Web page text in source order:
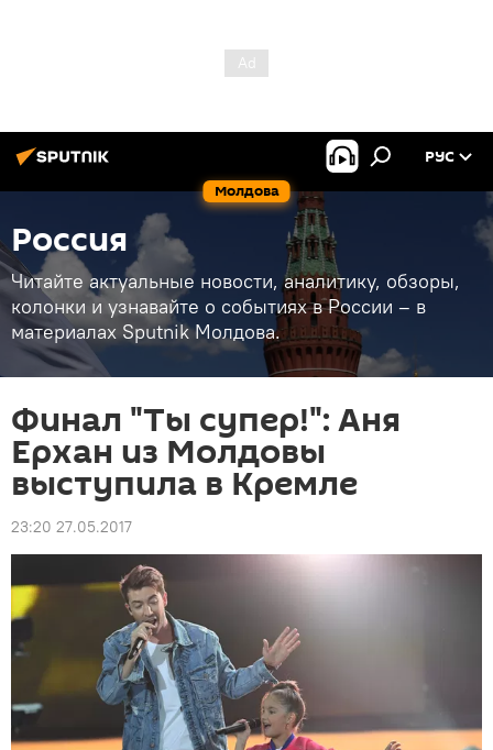
Молдова
РУС
Россия
Читайте актуальные новости, аналитику, обзоры,
колонки и узнавайте о событиях в России – в
материалах Sputnik Молдова.
Финал "Ты супер!": Аня
Ерхан из Молдовы
выступила в Кремле
23:20 27.05.2017